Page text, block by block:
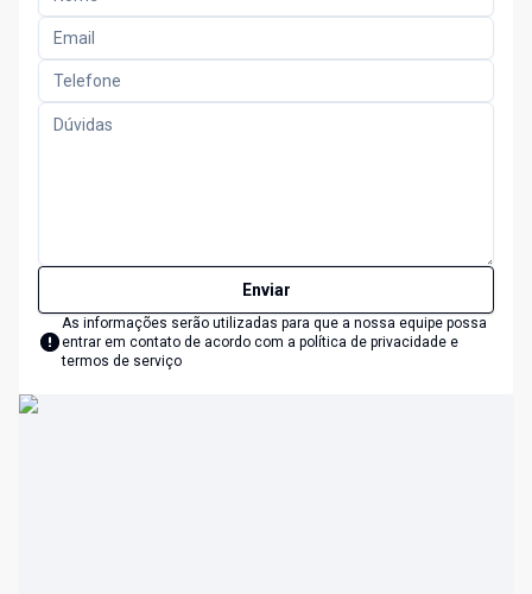
Enviar
As informações serão utilizadas para que a nossa equipe possa
entrar em contato de acordo com a política de privacidade e
termos de serviço